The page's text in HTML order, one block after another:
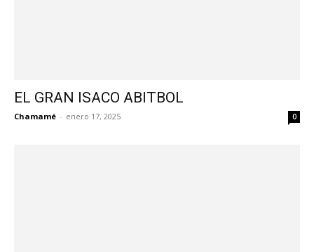
EL GRAN ISACO ABITBOL
Chamamé - enero 17, 2025 0